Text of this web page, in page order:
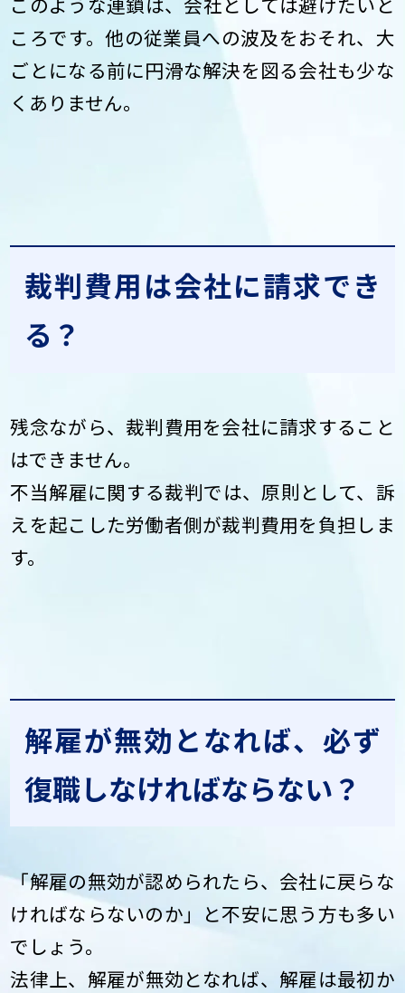
ころです。他の従業員への波及をおそれ、大
ごとになる前に円滑な解決を図る会社も少な
くありません。
裁判費用は会社に請求でき
る？
残念ながら、裁判費用を会社に請求すること
はできません。
不当解雇に関する裁判では、原則として、訴
えを起こした労働者側が裁判費用を負担しま
す。
解雇が無効となれば、必ず
復職しなければならない？
「解雇の無効が認められたら、会社に戻らな
ければならないのか」と不安に思う方も多い
でしょう。
法律上、解雇が無効となれば、解雇は最初か